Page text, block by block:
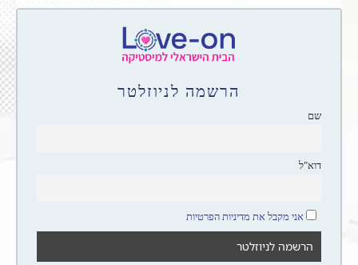
הרשמה לניוזלטר
שם
דוא"ל
אני מקבל את מדיניות הפרטיות